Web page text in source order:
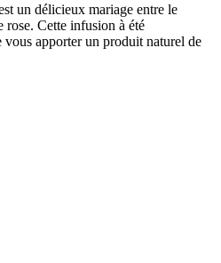
un délicieux mariage entre le
rose. Cette infusion à été
vous apporter un produit naturel de